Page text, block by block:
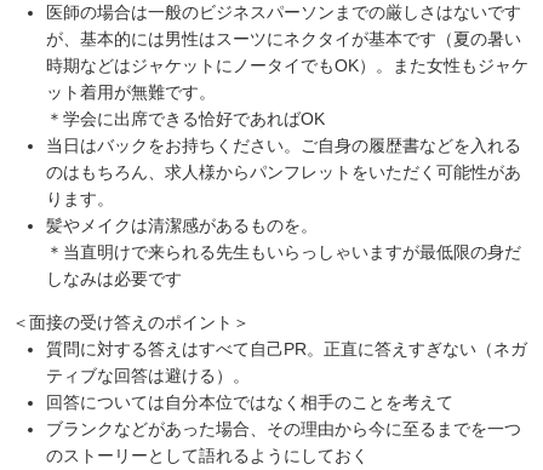
医師の場合は一般のビジネスパーソンまでの厳しさはないです
が、基本的には男性はスーツにネクタイが基本です（夏の暑い
時期などはジャケットにノータイでもOK）。また女性もジャケ
ット着用が無難です。
＊学会に出席できる恰好であればOK
当日はバックをお持ちください。ご自身の履歴書などを入れる
のはもちろん、求人様からパンフレットをいただく可能性があ
ります。
髪やメイクは清潔感があるものを。
＊当直明けで来られる先生もいらっしゃいますが最低限の身だ
しなみは必要です
＜面接の受け答えのポイント＞
質問に対する答えはすべて自己PR。正直に答えすぎない（ネガ
ティブな回答は避ける）。
回答については自分本位ではなく相手のことを考えて
ブランクなどがあった場合、その理由から今に至るまでを一つ
のストーリーとして語れるようにしておく